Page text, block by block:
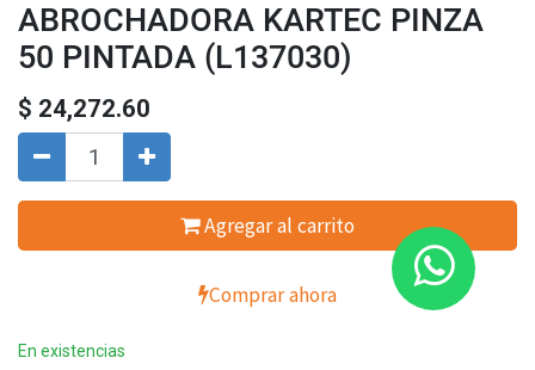
ABROCHADORA KARTEC PINZA
50 PINTADA (L137030)
$ 24,272.60
Agregar al carrito
Comprar ahora
En existencias